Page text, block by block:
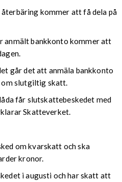
kommer att få dela på
anmält bankkonto kommer att
går det att anmäla bankkonto
om slutgiltig skatt.
får slutskattebeskedet med
Skatteverket.
om kvarskatt och ska
kronor.
i augusti och har skatt att